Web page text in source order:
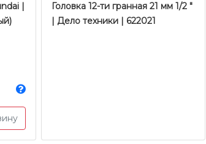
|
Головка 12-ти гранная 21 мм 1/2 "
| Дело техники | 622021